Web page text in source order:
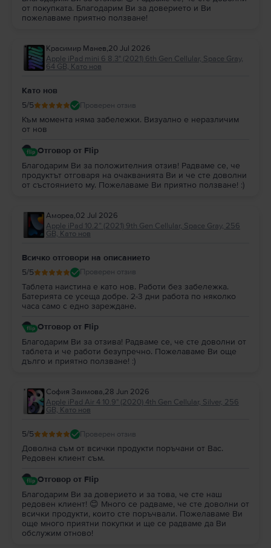
правилен или грешен отговор на този въпрос. Но, имайки предвид
разликата в цената между версията с повече място за съхранение и
Мога ли да закупя Apple iPad Air 3 10.5" (2019) 3rd Gen
Flip.bgвсички устройства могат да бъдат закупени на изплащане.
Може да притежаваш таблета
iPad Air 3 10.5" (2019) 3rd Gen
ВъвFlip.bgофертите заApple iPad Air 3 10.5" (2019) 3rd Gen Wi-Fi
щедри и динамични, с цени, които са повече от изгодни за твоя
бюджет.
от покупката. Благодарим Ви за доверието и Ви
пожелаваме приятно ползване!
Красимир Манев,20 Jul 2026
Apple iPad mini 6 8.3" (2021) 6th Gen Cellular, Space Gray,
64 GB, Като нов
Като нов
5/5 Проверен отзив
Към момента няма забележки. Визуално е неразличим
от нов
Отговор от Flip
Благодарим Ви за положителния отзив! Радваме се, че
продуктът отговаря на очакванията Ви и че сте доволни
от състоянието му. Пожелаваме Ви приятно ползване! :)
Амореа,02 Jul 2026
Apple iPad 10.2” (2021) 9th Gen Cellular, Space Gray, 256
GB, Като нов
Всичко отговори на описанието
5/5 Проверен отзив
Таблета наистина е като нов. Работи без забележка.
Батерията се усеща добре. 2-3 дни работа по няколко
часа само с едно зареждане.
Отговор от Flip
Благодарим Ви за отзива! Радваме се, че сте доволни от
таблета и че работи безупречно. Пожелаваме Ви още
дълго и приятно ползване! :)
София Заимова,28 Jun 2026
Apple iPad Air 4 10.9" (2020) 4th Gen Cellular, Silver, 256
GB, Като нов
5/5 Проверен отзив
Доволна съм от всички продукти поръчани от Вас.
Редовен клиент съм.
Отговор от Flip
Благодарим Ви за доверието и за това, че сте наш
редовен клиент! 😊 Много се радваме, че сте доволни от
всички продукти, които сте поръчвали. Пожелаваме Ви
още много приятни покупки и ще се радваме да Ви
обслужим отново!